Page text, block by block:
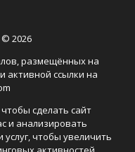
© 2026
размещённых на
активной ссылки на
сделать сайт
и анализировать
чтобы увеличить